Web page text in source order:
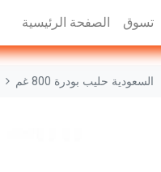
الصفحة الرئيسية تسوق
السعودية حليب بودرة 800 غم